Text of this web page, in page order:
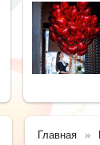
Главная